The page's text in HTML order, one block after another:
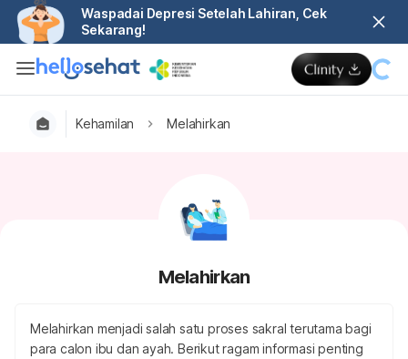
Waspadai Depresi Setelah Lahiran, Cek
Sekarang!
Kehamilan Melahirkan
Melahirkan
Melahirkan menjadi salah satu proses sakral terutama bagi
para calon ibu dan ayah. Berikut ragam informasi penting